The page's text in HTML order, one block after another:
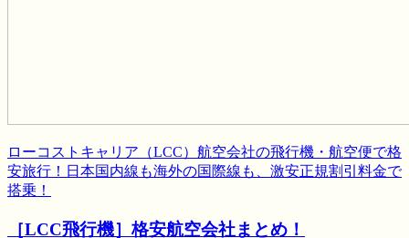
ローコストキャリア（LCC）航空会社の飛行機・航空便で格
安旅行！日本国内線も海外の国際線も、激安正規割引料金で
搭乗！
［LCC飛行機］格安航空会社まとめ！